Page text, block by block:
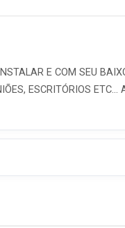
E COM SEU
ESCRITÓRIOS ETC...